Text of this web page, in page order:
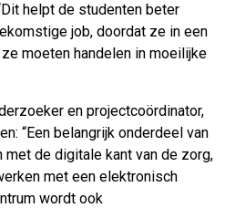
helpt de studenten beter
job, doordat ze in een
moeten handelen in moeilijke
en projectcoördinator,
“Een belangrijk onderdeel van
met de digitale kant van de zorg,
met een elektronisch
wordt ook